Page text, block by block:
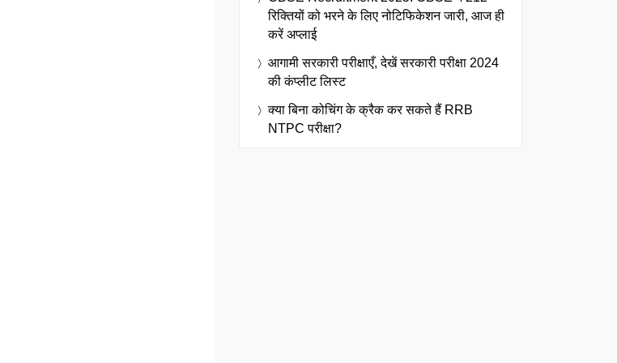
रिक्तियों को भरने के लिए नोटिफिकेशन जारी, आज ही
करें अप्लाई
आगामी सरकारी परीक्षाएँ, देखें सरकारी परीक्षा 2024
की कंप्लीट लिस्ट
क्या बिना कोचिंग के क्रैक कर सकते हैं RRB
NTPC परीक्षा?